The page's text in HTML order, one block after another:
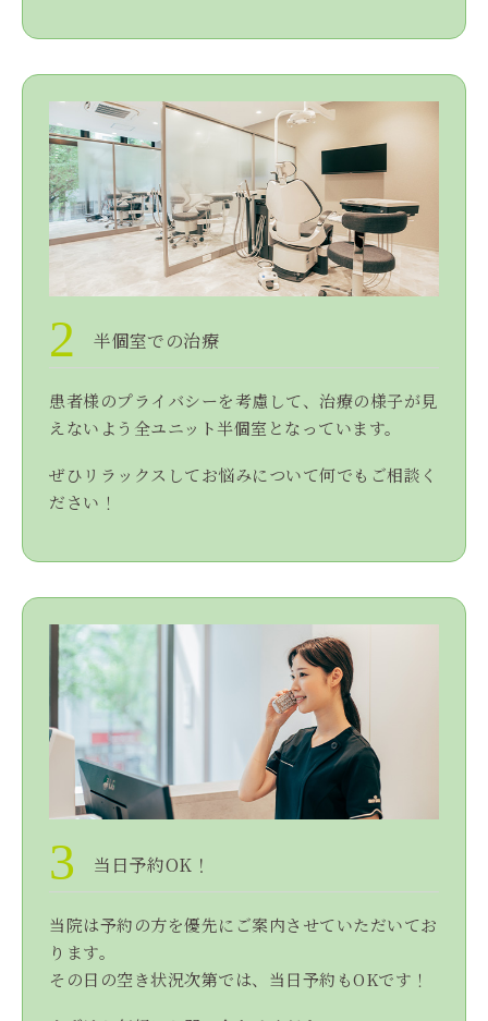
2 半個室での治療
患者様のプライバシーを考慮して、治療の様子が見
えないよう全ユニット半個室となっています。
ぜひリラックスしてお悩みについて何でもご相談く
ださい！
3 当日予約OK！
当院は予約の方を優先にご案内させていただいてお
ります。
その日の空き状況次第では、当日予約もOKです！